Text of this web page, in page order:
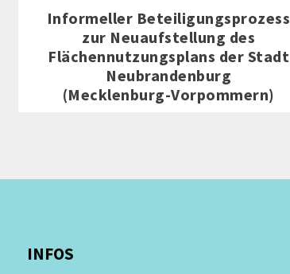
Informeller Beteiligungsprozess
zur Neuaufstellung des
Flächennutzungsplans der Stadt
Neubrandenburg
(Mecklenburg-Vorpommern)
INFOS